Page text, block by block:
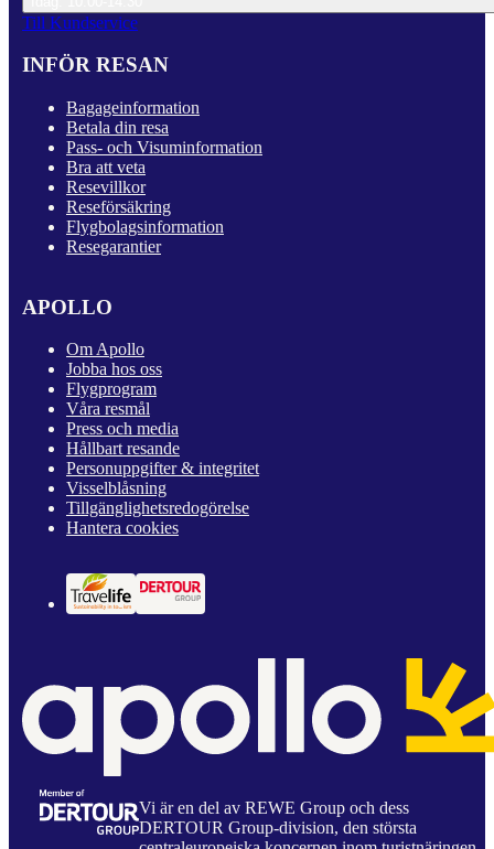
Till Kundservice
INFÖR RESAN
Bagageinformation
Betala din resa
Pass- och Visuminformation
Bra att veta
Resevillkor
Reseförsäkring
Flygbolagsinformation
Resegarantier
APOLLO
Om Apollo
Jobba hos oss
Flygprogram
Våra resmål
Press och media
Hållbart resande
Personuppgifter & integritet
Visselblåsning
Tillgänglighetsredogörelse
Hantera cookies
Vi är en del av REWE Group och dess
DERTOUR Group-division, den största